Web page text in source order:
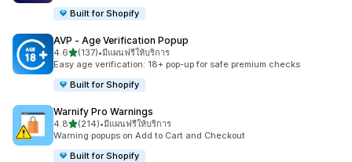
Built for Shopify
AVP ‑ Age Verification Popup
4.6เต็ม 5 ดาว
(137)
ทั้งหมด 137 รีวิว
•มีแผนฟรีให้บริการ
Easy age verification: 18+ pop-up for safe premium checks
Built for Shopify
Warnify Pro Warnings
4.8เต็ม 5 ดาว
(214)
ทั้งหมด 214 รีวิว
•มีแผนฟรีให้บริการ
Warning popups on Add to Cart and Checkout
Built for Shopify